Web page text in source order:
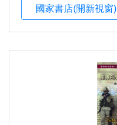
國家書店(開新視窗)